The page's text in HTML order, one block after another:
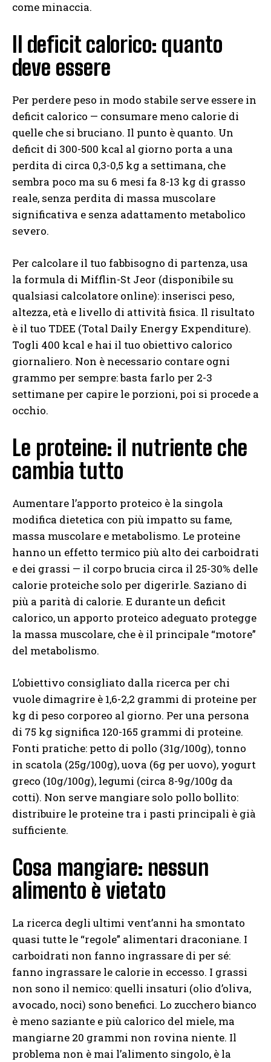
come minaccia.
Il deficit calorico: quanto
deve essere
Per perdere peso in modo stabile serve essere in
deficit calorico — consumare meno calorie di
quelle che si bruciano. Il punto è quanto. Un
deficit di 300-500 kcal al giorno porta a una
perdita di circa 0,3-0,5 kg a settimana, che
sembra poco ma su 6 mesi fa 8-13 kg di grasso
reale, senza perdita di massa muscolare
significativa e senza adattamento metabolico
severo.
Per calcolare il tuo fabbisogno di partenza, usa
la formula di Mifflin-St Jeor (disponibile su
qualsiasi calcolatore online): inserisci peso,
altezza, età e livello di attività fisica. Il risultato
è il tuo TDEE (Total Daily Energy Expenditure).
Togli 400 kcal e hai il tuo obiettivo calorico
giornaliero. Non è necessario contare ogni
grammo per sempre: basta farlo per 2-3
settimane per capire le porzioni, poi si procede a
occhio.
Le proteine: il nutriente che
cambia tutto
Aumentare l’apporto proteico è la singola
modifica dietetica con più impatto su fame,
massa muscolare e metabolismo. Le proteine
hanno un effetto termico più alto dei carboidrati
e dei grassi — il corpo brucia circa il 25-30% delle
calorie proteiche solo per digerirle. Saziano di
più a parità di calorie. E durante un deficit
calorico, un apporto proteico adeguato protegge
la massa muscolare, che è il principale “motore”
del metabolismo.
L’obiettivo consigliato dalla ricerca per chi
vuole dimagrire è 1,6-2,2 grammi di proteine per
kg di peso corporeo al giorno. Per una persona
di 75 kg significa 120-165 grammi di proteine.
Fonti pratiche: petto di pollo (31g/100g), tonno
in scatola (25g/100g), uova (6g per uovo), yogurt
greco (10g/100g), legumi (circa 8-9g/100g da
cotti). Non serve mangiare solo pollo bollito:
distribuire le proteine tra i pasti principali è già
sufficiente.
Cosa mangiare: nessun
alimento è vietato
La ricerca degli ultimi vent’anni ha smontato
quasi tutte le “regole” alimentari draconiane. I
carboidrati non fanno ingrassare di per sé:
fanno ingrassare le calorie in eccesso. I grassi
non sono il nemico: quelli insaturi (olio d’oliva,
avocado, noci) sono benefici. Lo zucchero bianco
è meno saziante e più calorico del miele, ma
mangiarne 20 grammi non rovina niente. Il
problema non è mai l’alimento singolo, è la